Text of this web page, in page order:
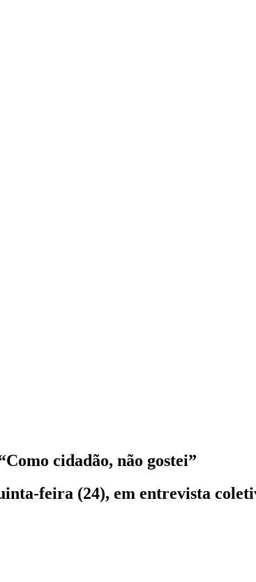
cidadão, não gostei”
feira (24), em entrevista